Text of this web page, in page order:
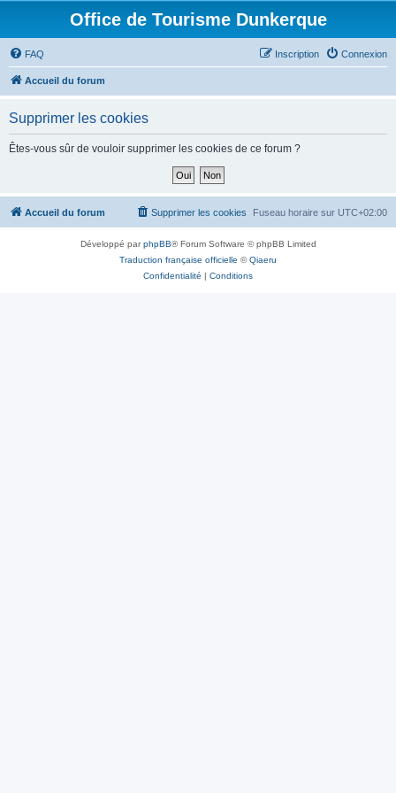
Office de Tourisme Dunkerque
FAQ Connexion
Inscription
Accueil du forum
Supprimer les cookies
Êtes-vous sûr de vouloir supprimer les cookies de ce forum ?
Accueil du forum Fuseau horaire sur UTC+02:00
Supprimer les cookies
Développé parphpBB® Forum Software © phpBB Limited
Traduction française officielle ©Qiaeru
Confidentialité | Conditions